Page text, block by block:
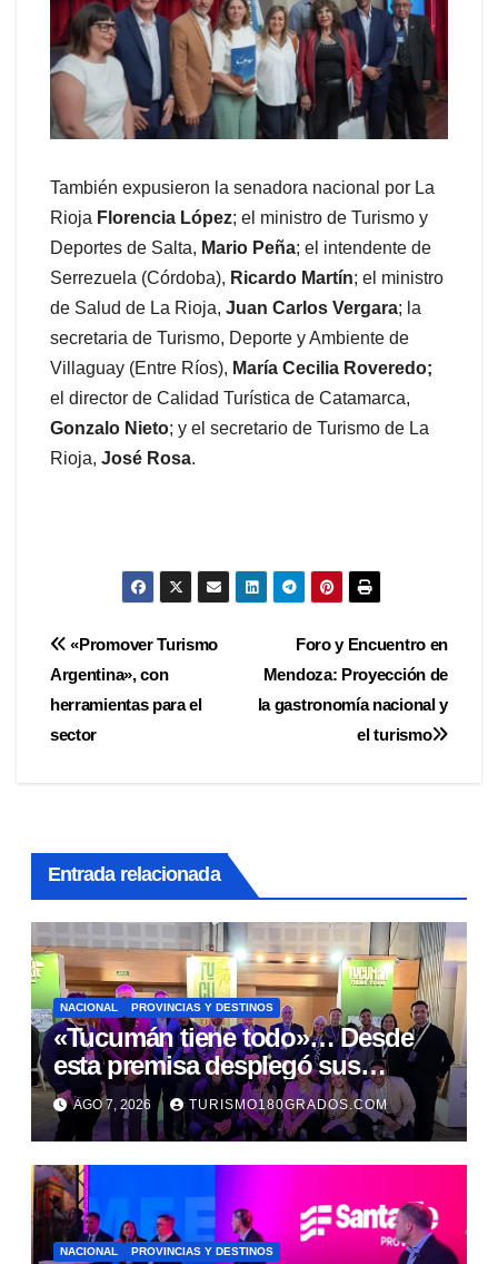
También expusieron la senadora nacional por La
Rioja Florencia López; el ministro de Turismo y
Deportes de Salta, Mario Peña; el intendente de
Serrezuela (Córdoba), Ricardo Martín; el ministro
de Salud de La Rioja, Juan Carlos Vergara; la
secretaria de Turismo, Deporte y Ambiente de
Villaguay (Entre Ríos), María Cecilia Roveredo;
el director de Calidad Turística de Catamarca,
Gonzalo Nieto; y el secretario de Turismo de La
Rioja, José Rosa.
Navegación
de
entradas
Foro y Encuentro en
Mendoza: Proyección de
la gastronomía nacional y
el turismo
«Promover Turismo
Argentina», con
herramientas para el
sector
Entrada relacionada
NACIONAL PROVINCIAS Y DESTINOS
«Tucumán tiene todo»… Desde
esta premisa desplegó sus
propuestas en el Meet Up
Argentina
AGO 7, 2026 TURISMO180GRADOS.COM
NACIONAL PROVINCIAS Y DESTINOS